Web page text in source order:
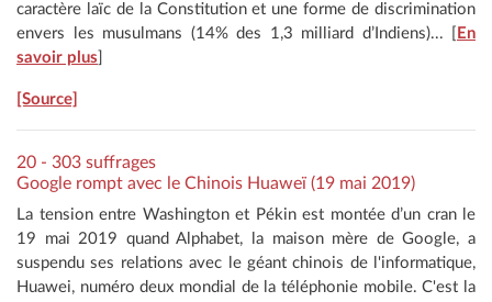
caractère laïc de la Constitution et une forme de discrimination
envers les musulmans (14% des 1,3 milliard d’Indiens)... [
En
savoir plus
[Source]
20 - 303 suffrages
Google rompt avec le Chinois Huaweï (19 mai 2019)
La tension entre Washington et Pékin est montée d’un cran le
19 mai 2019 quand Alphabet, la maison mère de Google, a
suspendu ses relations avec le géant chinois de l'informatique,
Huawei, numéro deux mondial de la téléphonie mobile. C'est la